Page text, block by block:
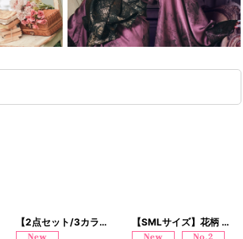
【2点セット/3カラー】花柄 フリル ミニ 豪華 帯 リボン 花魁 着物 ドレス コスプレ イベント ハロウィン 【SMLサイズ】花柄 レース リボン ツイード フロントジップ セットアップ ミニドレス キャバドレス